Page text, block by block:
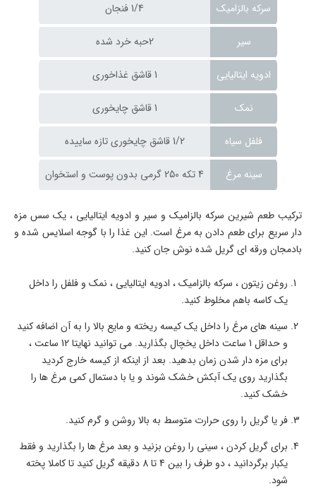
سرکه بالزامیک 1/4 فنجان
سیر 2حبه خرد شده
ادویه ایتالیایی 1 قاشق غذاخوری
نمک 1 قاشق چایخوری
فلفل سیاه 1/2 قاشق چایخوری تازه ساییده
سینه مرغ 4 تکه 250 گرمی بدون پوست و استخوان
ترکیب طعم شیرین سرکه بالزامیک و سیر و ادویه ایتالیایی ، یک سس مزه
دار سریع برای طعم دادن به مرغ است. این غذا را با گوجه اسلایس شده و
بادمجان ورقه ای گریل شده نوش جان کنید.
روغن زیتون ، سرکه بالزامیک ، ادویه ایتالیایی ، نمک و فلفل را داخل
یک کاسه باهم مخلوط کنید.
سینه های مرغ را داخل یک کیسه ریخته و مایع بالا را به آن اضافه کنید
و حداقل 1 ساعت داخل یخچال بگذارید. می توانید نهایتا 12 ساعت ،
برای مزه دار شدن زمان بدهید. بعد از اینکه از کیسه خارج کردید
بگذارید روی یک آبکش خشک شوند و یا با دستمال کمی مرغ ها را
خشک کنید.
فر یا گریل را روی حرارت متوسط به بالا روشن و گرم کنید.
برای گریل کردن ، سینی را روغن بزنید و بعد مرغ ها را بگذارید و فقط
یکبار برگردانید ، دو طرف را بین 4 تا 8 دقیقه گریل کنید تا کاملا پخته
شود.